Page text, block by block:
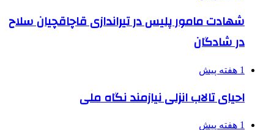
شهادت مامور پلیس در تیراندازی قاچاقچیان سلاح
در شادگان
1 هفته پیش
احیای تالاب انزلی نیازمند نگاه ملی
1 هفته پیش